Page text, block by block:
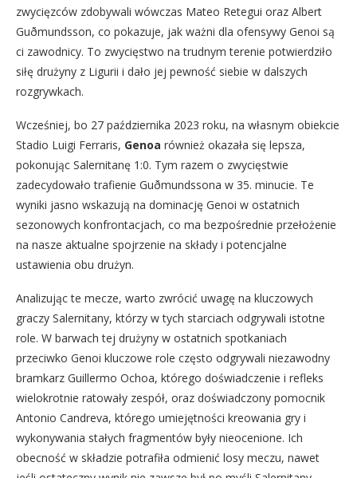
zwycięzców zdobywali wówczas Mateo Retegui oraz Albert
Guðmundsson, co pokazuje, jak ważni dla ofensywy Genoi są
ci zawodnicy. To zwycięstwo na trudnym terenie potwierdziło
siłę drużyny z Ligurii i dało jej pewność siebie w dalszych
rozgrywkach.
Wcześniej, bo 27 października 2023 roku, na własnym obiekcie
Stadio Luigi Ferraris, Genoa również okazała się lepsza,
pokonując Salernitanę 1:0. Tym razem o zwycięstwie
zadecydowało trafienie Guðmundssona w 35. minucie. Te
wyniki jasno wskazują na dominację Genoi w ostatnich
sezonowych konfrontacjach, co ma bezpośrednie przełożenie
na nasze aktualne spojrzenie na składy i potencjalne
ustawienia obu drużyn.
Analizując te mecze, warto zwrócić uwagę na kluczowych
graczy Salernitany, którzy w tych starciach odgrywali istotne
role. W barwach tej drużyny w ostatnich spotkaniach
przeciwko Genoi kluczowe role często odgrywali niezawodny
bramkarz Guillermo Ochoa, którego doświadczenie i refleks
wielokrotnie ratowały zespół, oraz doświadczony pomocnik
Antonio Candreva, którego umiejętności kreowania gry i
wykonywania stałych fragmentów były nieocenione. Ich
obecność w składzie potrafiła odmienić losy meczu, nawet